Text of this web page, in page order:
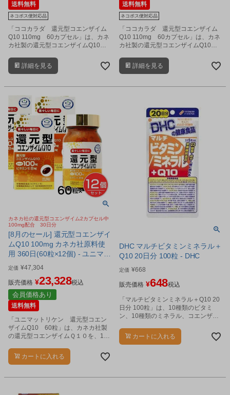
送料無料
ネコポス便対応品
「ココカラダ 還元型コエンザイム
Q10 110mg 60カプセル」は、カネ
カ社製の還元型コエンザイムQ10
た、高含有サプリメントです。
詳細を見る
送料無料
ネコポス便対応品
「ココカラダ 還元型コエンザイム
Q10 110mg 60カプセル」は、カネ
カ社製の還元型コエンザイムQ10
た、高含有サプリメントです。
詳細を見る
カネカ社の還元型コエンザイム2カプセル中
100mg配合 30日分
[8月のセール] 還元型コエンザイ
ムQ10 100mg カネカ社原料使
用 360日(60粒×12個) - ユニマッ
トリケン [カネカ社原料/100mg]
定価 ¥47,304
販売価格 ¥23,328税込
会員価格あり
送料無料
「ユニマットリケン 還元型コエン
ザイムQ10 60粒」は、カネカ社製
の還元型コエンザイムＱ１０を、1日
ミンEを配合した栄養機能食品（ビタ
ミンＥ）です。
カートに入れる
DHC マルチビタミンミネラル＋
Q10 20日分 100粒 - DHC
定価 ¥668
販売価格 ¥648税込
「マルチビタミンミネラル＋Q10 20
日分 100粒」は、10種類のビタミ
ン、10種類のミネラル、コエンザイ
栄養機能食品(ナイアシン、パントテ
ン酸、ビオチン、β-カロテン、ビタ
カートに入れる